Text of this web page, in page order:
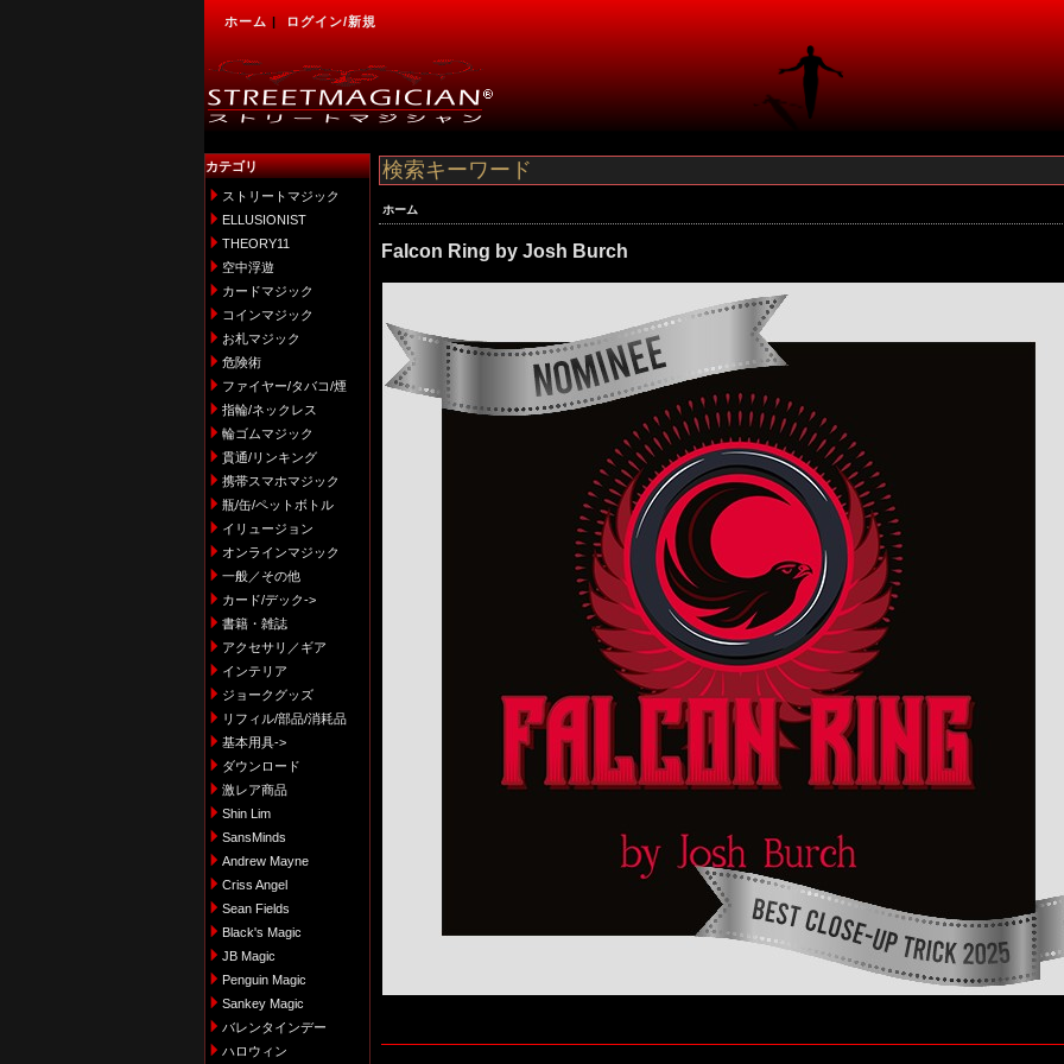
ホーム | ログイン/新規
カテゴリ
ストリートマジック
ELLUSIONIST
THEORY11
空中浮遊
カードマジック
コインマジック
お札マジック
危険術
ファイヤー/タバコ/煙
指輪/ネックレス
輪ゴムマジック
貫通/リンキング
携帯スマホマジック
瓶/缶/ペットボトル
イリュージョン
オンラインマジック
一般／その他
カード/デック->
書籍・雑誌
アクセサリ／ギア
インテリア
ジョークグッズ
リフィル/部品/消耗品
基本用具->
ダウンロード
激レア商品
Shin Lim
SansMinds
Andrew Mayne
Criss Angel
Sean Fields
Black's Magic
JB Magic
Penguin Magic
Sankey Magic
バレンタインデー
ハロウィン
ホーム
Falcon Ring by Josh Burch